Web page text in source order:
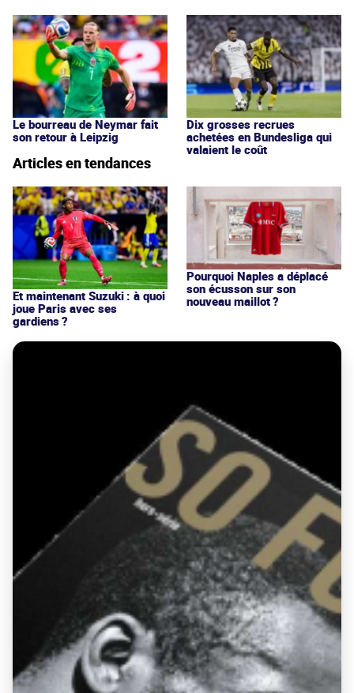
Le bourreau de Neymar fait
son retour à Leipzig
Dix grosses recrues
achetées en Bundesliga qui
valaient le coût
Articles en tendances
Et maintenant Suzuki : à quoi
joue Paris avec ses
gardiens ?
Pourquoi Naples a déplacé
son écusson sur son
nouveau maillot ?